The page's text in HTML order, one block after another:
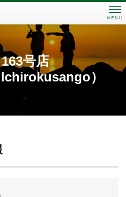
MENU
号店
）